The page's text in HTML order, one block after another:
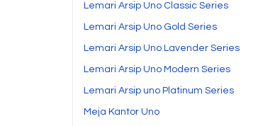
Lemari Arsip Uno Classic Series
Lemari Arsip Uno Gold Series
Lemari Arsip Uno Lavender Series
Lemari Arsip Uno Modern Series
Lemari Arsip uno Platinum Series
Meja Kantor Uno